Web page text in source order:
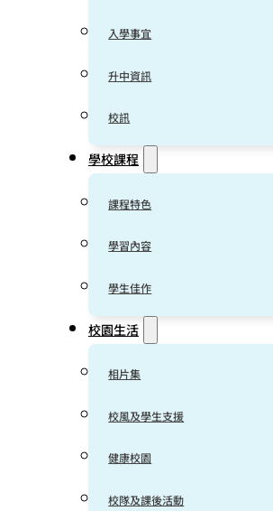
入學事宜
升中資訊
校訊
學校課程
課程特色
學習內容
學生佳作
校園生活
相片集
校風及學生支援
健康校園
校隊及課後活動